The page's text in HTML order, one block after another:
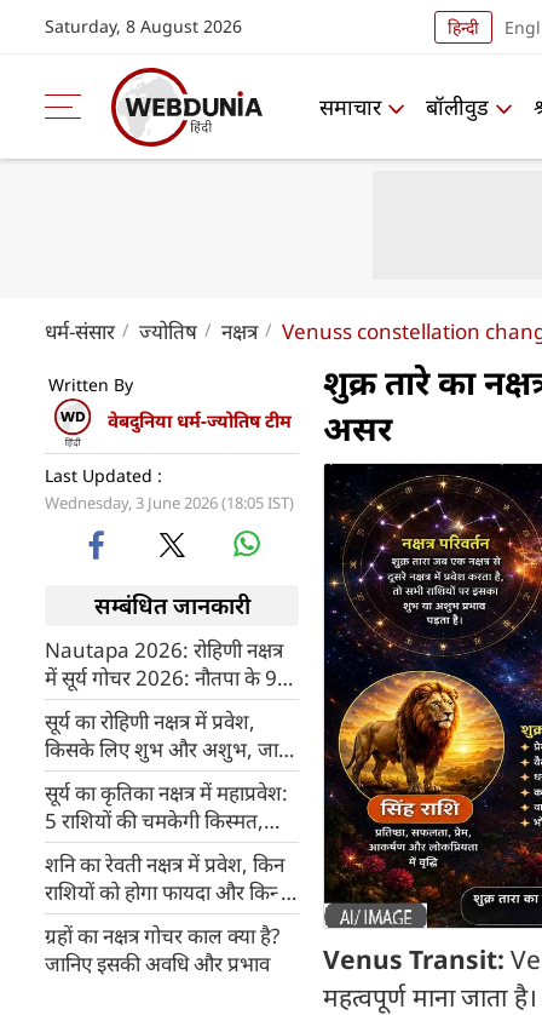
Saturday, 8 August 2026 हिन्दी
समाचार बॉलीवुड
धर्म-संसार ज्योतिष नक्षत्र Venuss constellation
Written By
वेबदुनिया धर्म-ज्योतिष टीम
Last Updated :
Wednesday, 3 June 2026 (18:05 IST)
सम्बंधित जानकारी
Nautapa 2026: रोहिणी नक्षत्र
में सूर्य गोचर 2026: नौतपा के 9
दिनों में क्या करें और क्या न करें?
सूर्य का रोहिणी नक्षत्र में प्रवेश,
किसके लिए शुभ और अशुभ, जानें
12 राशियों का राशिफल
सूर्य का कृतिका नक्षत्र में महाप्रवेश:
5 राशियों की चमकेगी किस्मत,
मिलेगा शुभ फल
शनि का रेवती नक्षत्र में प्रवेश, किन
राशियों को होगा फायदा और किन्हें
नुकसान
ग्रहों का नक्षत्र गोचर काल क्या है?
जानिए इसकी अवधि और प्रभाव
शुक्र तारे का
असर
Venus Transit:
महत्वपूर्ण माना जाता